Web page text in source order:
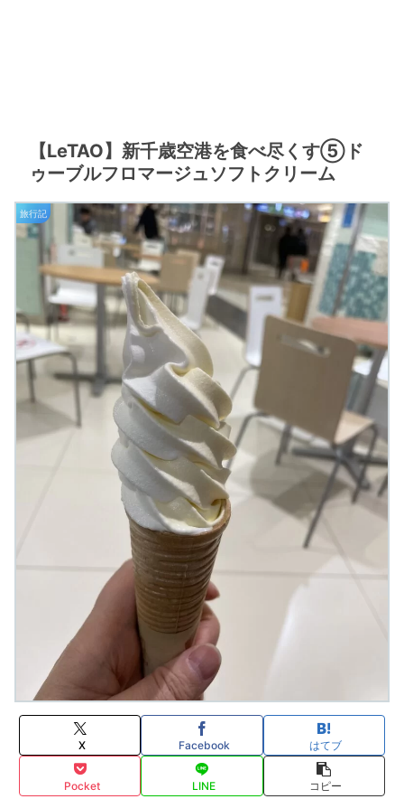
【LeTAO】新千歳空港を食べ尽くす⑤ド
ゥーブルフロマージュソフトクリーム
旅行記
X Facebook はてブ
Pocket LINE コピー